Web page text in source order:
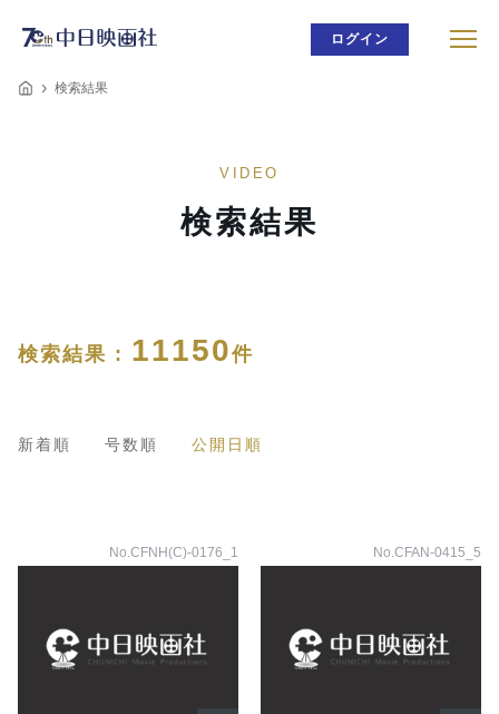
ログイン
検索結果
VIDEO
検索結果
検索結果 : 11150件
新着順 号数順 公開日順
No.CFNH(C)-0176_1 No.CFAN-0415_5